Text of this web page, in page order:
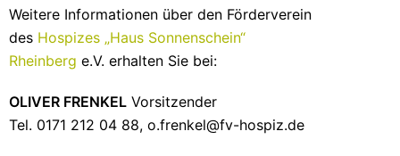
Weitere Informationen über den Förderverein
des Hospizes „Haus Sonnenschein“
Rheinberg e.V. erhalten Sie bei:
OLIVER FRENKEL Vorsitzender
Tel. 0171 212 04 88, o.frenkel@fv-hospiz.de